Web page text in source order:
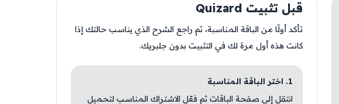
قبل تثبيت Quizard
تأكد أولًا من الباقة المناسبة، ثم راجع الشرح الذي يناسب حالتك إذا
كانت هذه أول مرة لك في التثبيت بدون جلبريك.
1. اختر الباقة المناسبة
انتقل إلى صفحة الباقات ثم فعّل الاشتراك المناسب لتحميل